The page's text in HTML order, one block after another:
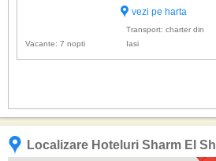
repartizate in 19
de par, ae...
vezi pe harta
Vacante: 7 nopti
Transport: charter din
Iasi
Localizare Hoteluri Sharm El